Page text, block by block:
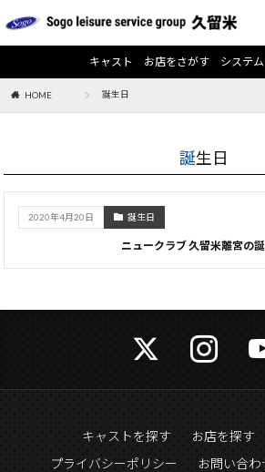
キャスト お店をさがす システム
HOME 誕生日
誕生日
2020年4月20日 誕生日
ニュークラブ 久留米離宮の
キャストを探す お店を探す
プライバシーポリシー
お問い合わ